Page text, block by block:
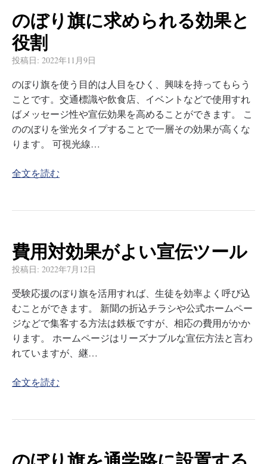
のぼり旗に求められる効果と
役割
投稿日: 2022年11月9日
のぼり旗を使う目的は人目をひく、興味を持ってもらう
ことです。交通標識や飲食店、イベントなどで使用すれ
ばメッセージ性や宣伝効果を高めることができます。 こ
ののぼりを蛍光タイプすることで一層その効果が高くな
ります。 可視光線…
全文を読む
費用対効果がよい宣伝ツール
投稿日: 2022年7月12日
受験応援のぼり旗を活用すれば、生徒を効率よく呼び込
むことができます。 新聞の折込チラシや公式ホームペー
ジなどで集客する方法は鉄板ですが、相応の費用がかか
ります。 ホームページはリーズナブルな宣伝方法と言わ
れていますが、継…
全文を読む